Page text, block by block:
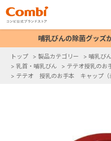
哺乳びんの除菌グッズ
トップ > 製品カテゴリー > 哺乳び
> 乳首・哺乳びん > テテオ授乳のお
> テテオ 授乳のお手本 キャップ（